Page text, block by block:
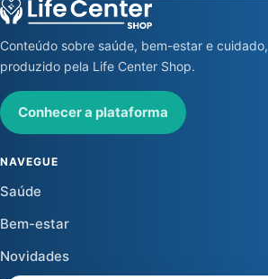
Conteúdo sobre saúde, bem-estar e cuidado,
produzido pela Life Center Shop.
Conhecer a plataforma
NAVEGUE
Saúde
Bem-estar
Novidades